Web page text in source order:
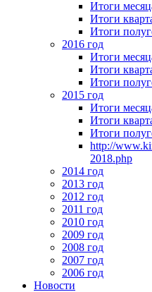
Итоги
Итоги
Итоги
2016 год
Итоги
Итоги
Итоги
2015 год
Итоги
Итоги
Итоги
http://
2018.php
2014 год
2013 год
2012 год
2011 год
2010 год
2009 год
2008 год
2007 год
2006 год
Новости